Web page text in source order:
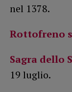
nel 1378.
Rottofreno
Sagra dello
19 luglio.